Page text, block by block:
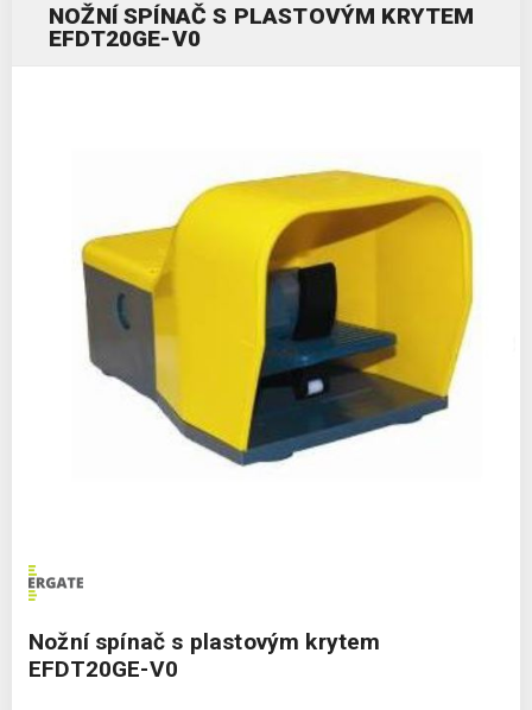
NOŽNÍ SPÍNAČ S PLASTOVÝM KRYTEM
EFDT20GE-V0
Nožní spínač s plastovým krytem
EFDT20GE-V0